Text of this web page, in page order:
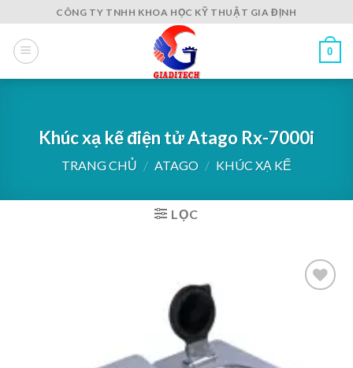
to
content
CÔNG TY TNHH KHOA HỌC KỸ THUẬT GIA ĐỊNH
0
Khúc xạ kế điện tử Atago Rx-7000i
TRANG CHỦ / ATAGO / KHÚC XẠ KẾ
LỌC